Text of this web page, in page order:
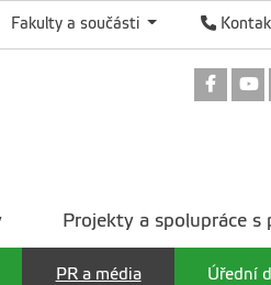
Fakulty a součásti
PR a média Úřední
Projekty a spolupráce s